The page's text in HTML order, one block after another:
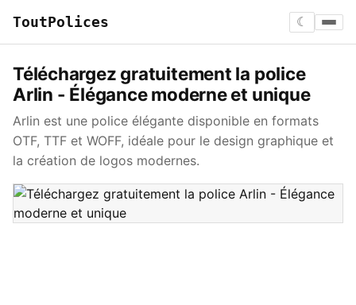
ToutPolices ☾
Téléchargez gratuitement la police
Arlin - Élégance moderne et unique
Arlin est une police élégante disponible en formats
OTF, TTF et WOFF, idéale pour le design graphique et
la création de logos modernes.